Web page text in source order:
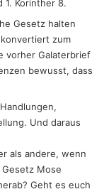
1. Korinther 8.
Gesetz halten
zum
vorher Galaterbrief
bewusst, dass
Und daraus
als andere, wenn
Mose
Geht es euch